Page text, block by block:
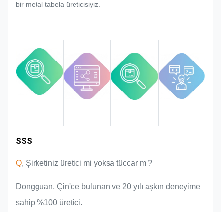
böylece sıkı kalite gerekliliklerini
karşılayacağız.
bir metal tabela üreticisiyiz.
Endüstri
SSS
Q, Şirketiniz üretici mi yoksa tüccar mı?
Dongguan, Çin'de bulunan ve 20 yılı aşkın deneyime
sahip %100 üretici.